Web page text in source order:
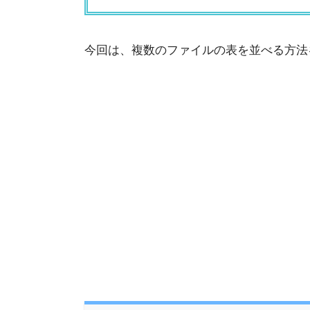
今回は、複数のファイルの表を並べる方法